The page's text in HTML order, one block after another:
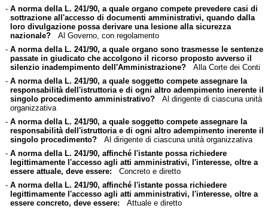
- A norma della L. 241/90, a quale organo compete prevedere casi di
sottrazione all'accesso di documenti amministrativi, quando dalla
loro divulgazione possa derivare una lesione alla sicurezza
nazionale?Al Governo, con regolamento
- A norma della L. 241/90, a quale organo sono trasmesse le sentenze
passate in giudicato che accolgono il ricorso proposto avverso il
silenzio inadempimento dell'Amministrazione?Alla Corte dei Conti
- A norma della L. 241/90, a quale soggetto compete assegnare la
responsabilità dell'istruttoria e di ogni altro adempimento inerente il
singolo procedimento amministrativo?Al dirigente di ciascuna unità
organizzativa
- A norma della L. 241/90, a quale soggetto compete assegnare la
responsabilità dell'istruttoria e di ogni altro adempimento inerente il
singolo procedimento?Al dirigente di ciascuna unità organizzativa
- A norma della L. 241/90, affinché l'istante possa richiedere
legittimamente l'accesso agli atti amministrativi, l'interesse, oltre a
essere attuale, deve essere: Concreto e diretto
- A norma della L. 241/90, affinché l'istante possa richiedere
legittimamente l'accesso agli atti amministrativi, l'interesse, oltre a
essere concreto, deve essere: Attuale e diretto